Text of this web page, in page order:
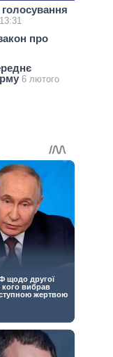
про
6 лютого